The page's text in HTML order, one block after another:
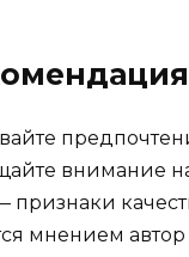
внимание
признаки
мнением автор